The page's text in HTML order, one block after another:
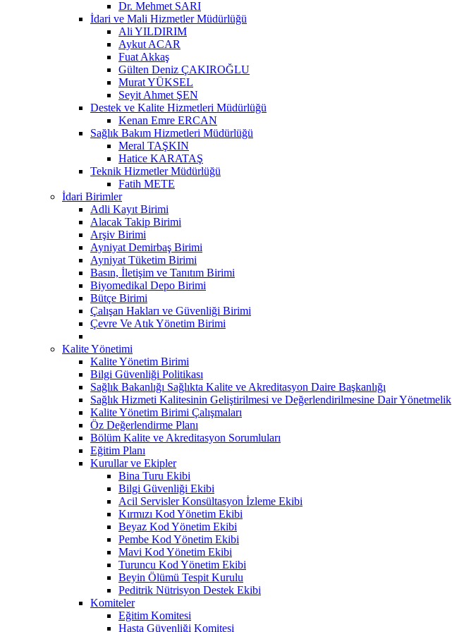
Dr. Mehmet SARI
İdari ve Mali Hizmetler Müdürlüğü
Ali YILDIRIM
Aykut ACAR
Fuat Akkaş
Gülten Deniz ÇAKIROĞLU
Murat YÜKSEL
Seyit Ahmet ŞEN
Destek ve Kalite Hizmetleri Müdürlüğü
Kenan Emre ERCAN
Sağlık Bakım Hizmetleri Müdürlüğü
Meral TAŞKIN
Hatice KARATAŞ
Teknik Hizmetler Müdürlüğü
Fatih METE
İdari Birimler
Adli Kayıt Birimi
Alacak Takip Birimi
Arşiv Birimi
Ayniyat Demirbaş Birimi
Ayniyat Tüketim Birimi
Basın, İletişim ve Tanıtım Birimi
Biyomedikal Depo Birimi
Bütçe Birimi
Çalışan Hakları ve Güvenliği Birimi
Çevre Ve Atık Yönetim Birimi
Kalite Yönetimi
Kalite Yönetim Birimi
Bilgi Güvenliği Politikası
Sağlık Bakanlığı Sağlıkta Kalite ve Akreditasyon Daire Başkanlığı
Sağlık Hizmeti Kalitesinin Geliştirilmesi ve Değerlendirilmesine Dair Yönetmelik
Kalite Yönetim Birimi Çalışmaları
Öz Değerlendirme Planı
Bölüm Kalite ve Akreditasyon Sorumluları
Eğitim Planı
Kurullar ve Ekipler
Bina Turu Ekibi
Bilgi Güvenliği Ekibi
Acil Servisler Konsültasyon İzleme Ekibi
Kırmızı Kod Yönetim Ekibi
Beyaz Kod Yönetim Ekibi
Pembe Kod Yönetim Ekibi
Mavi Kod Yönetim Ekibi
Turuncu Kod Yönetim Ekibi
Beyin Ölümü Tespit Kurulu
Peditrik Nütrisyon Destek Ekibi
Komiteler
Eğitim Komitesi
Hasta Güvenliği Komitesi